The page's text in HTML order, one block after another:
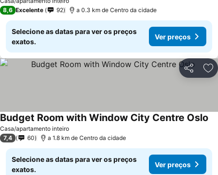
8,6 Excelente 92 a 0.3 km de Centro da cidade
Selecione as datas para ver os preços
exatos.
Ver preços
Partilhar
Casa/apartamento inteiro
Budget Room with Window City Centre Oslo
7,4 60 a 1.8 km de Centro da cidade
Selecione as datas para ver os preços
exatos.
Ver preços